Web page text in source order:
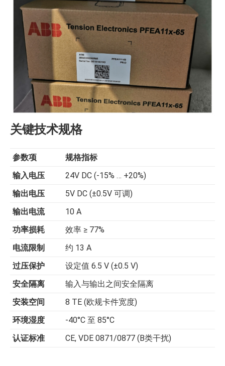
关键技术规格
参数项
规格指标
输入电压
24V DC (-15% … +20%)
输出电压
5V DC (±0.5V 可调)
输出电流
10 A
功率损耗
效率 ≥ 77%
电流限制
约 13 A
过压保护
设定值 6.5 V (±0.5 V)
安全隔离
输入与输出之间安全隔离
安装空间
8 TE (欧规卡件宽度)
环境湿度
-40°C 至 85°C
认证标准
CE, VDE 0871/0877 (B类干扰)